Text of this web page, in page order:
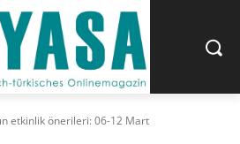
etkinlik önerileri: 06-12 Mart